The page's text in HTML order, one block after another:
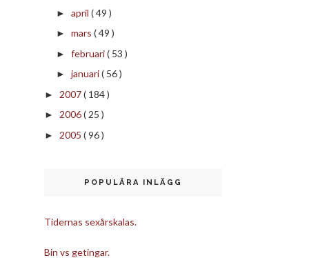
► april ( 49 )
► mars ( 49 )
► februari( 53 )
► januari( 56 )
► 2007( 184 )
► 2006( 25 )
► 2005 ( 96 )
POPULÄRA INLÄGG
Tidernas sexårskalas.
Bin vs getingar.